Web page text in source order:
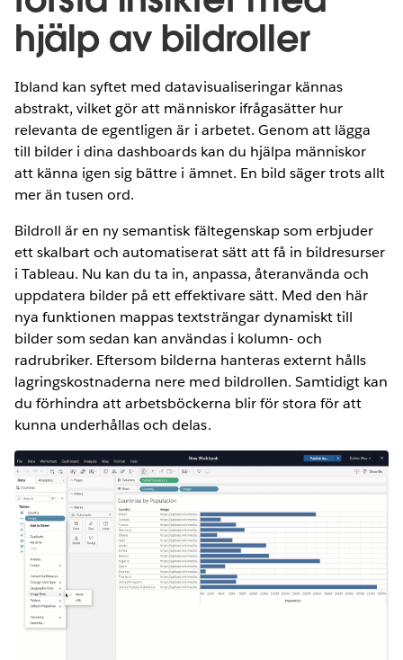
hjälp av bildroller
Ibland kan syftet med datavisualiseringar kännas
abstrakt, vilket gör att människor ifrågasätter hur
relevanta de egentligen är i arbetet. Genom att lägga
till bilder i dina dashboards kan du hjälpa människor
att känna igen sig bättre i ämnet. En bild säger trots allt
mer än tusen ord.
Bildroll är en ny semantisk fältegenskap som erbjuder
ett skalbart och automatiserat sätt att få in bildresurser
i Tableau. Nu kan du ta in, anpassa, återanvända och
uppdatera bilder på ett effektivare sätt. Med den här
nya funktionen mappas textsträngar dynamiskt till
bilder som sedan kan användas i kolumn- och
radrubriker. Eftersom bilderna hanteras externt hålls
lagringskostnaderna nere med bildrollen. Samtidigt kan
du förhindra att arbetsböckerna blir för stora för att
kunna underhållas och delas.